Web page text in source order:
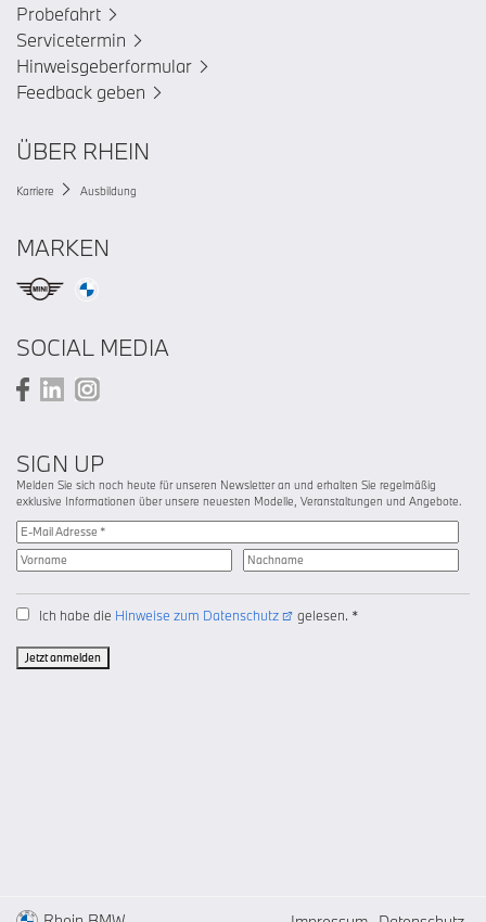
Probefahrt
Servicetermin
Hinweisgeberformular
Feedback geben
ÜBER RHEIN
Karriere Ausbildung
MARKEN
SOCIAL MEDIA
SIGN UP
Melden Sie sich noch heute für unseren Newsletter an und erhalten Sie regelmäßig
exklusive Informationen über unsere neuesten Modelle, Veranstaltungen und Angebote.
Ich habe die Hinweise zum Datenschutz gelesen. *
Jetzt anmelden